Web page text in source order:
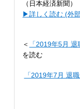
（日本経済新聞）
▶︎詳しく読む (外
＜
「2019年5月
を読む
「2019年7月 退